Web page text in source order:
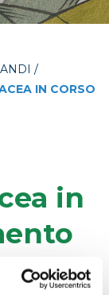
/
IN CORSO
in